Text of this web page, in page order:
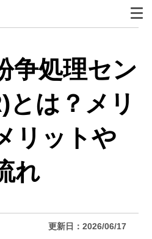
争処理セン
とは？メリ
リットや
れ
更新日：2026/06/17